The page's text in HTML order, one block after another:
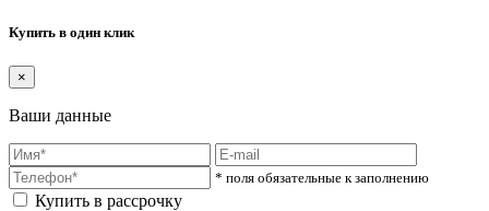
Купить в один клик
×
Ваши данные
* поля обязательные к заполнению
Купить в рассрочку